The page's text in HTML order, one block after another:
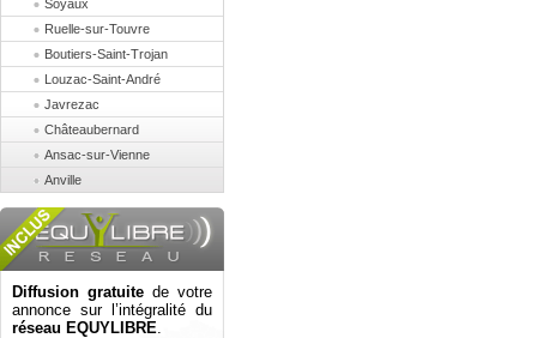
Soyaux
Ruelle-sur-Touvre
Boutiers-Saint-Trojan
Louzac-Saint-André
Javrezac
Châteaubernard
Ansac-sur-Vienne
Anville
Diffusion gratuite de votre
annonce sur l’intégralité du
réseau EQUYLIBRE.